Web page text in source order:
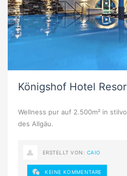
Königshof Hotel
Wellness pur auf 2.500m² in
des Allgäu.
ERSTELLT VON: CAIO
KEINE KOMMENTARE